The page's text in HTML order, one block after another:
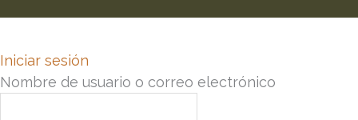
Iniciar sesión
Nombre de usuario o correo electrónico